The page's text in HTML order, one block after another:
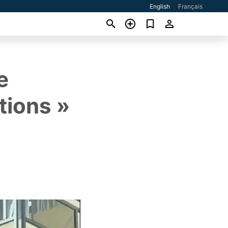
English Français
»